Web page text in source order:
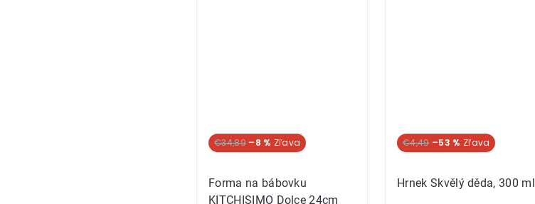
€34,89 –8 %
Forma na bábovku
KITCHISIMO Dolce 24cm
€4,49 –53 %
Hrnek Skvělý děda, 300 ml